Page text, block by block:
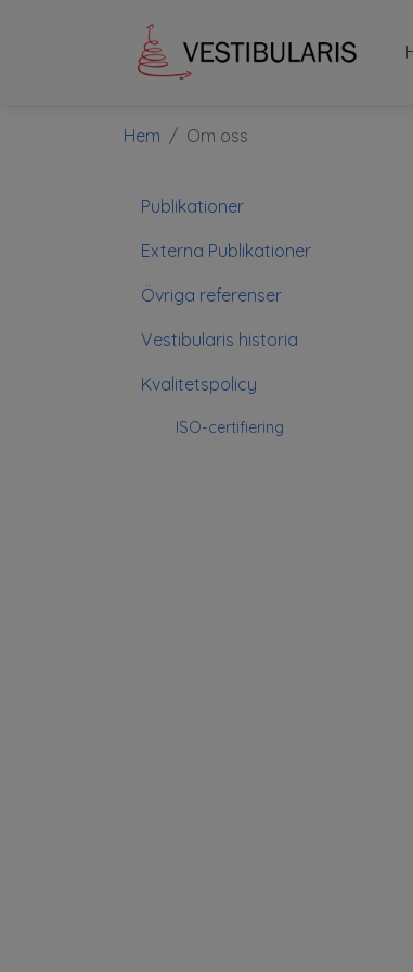
Hem Om oss
Publikationer
Externa Publikationer
Övriga referenser
Vestibularis historia
Kvalitetspolicy
ISO-certifiering